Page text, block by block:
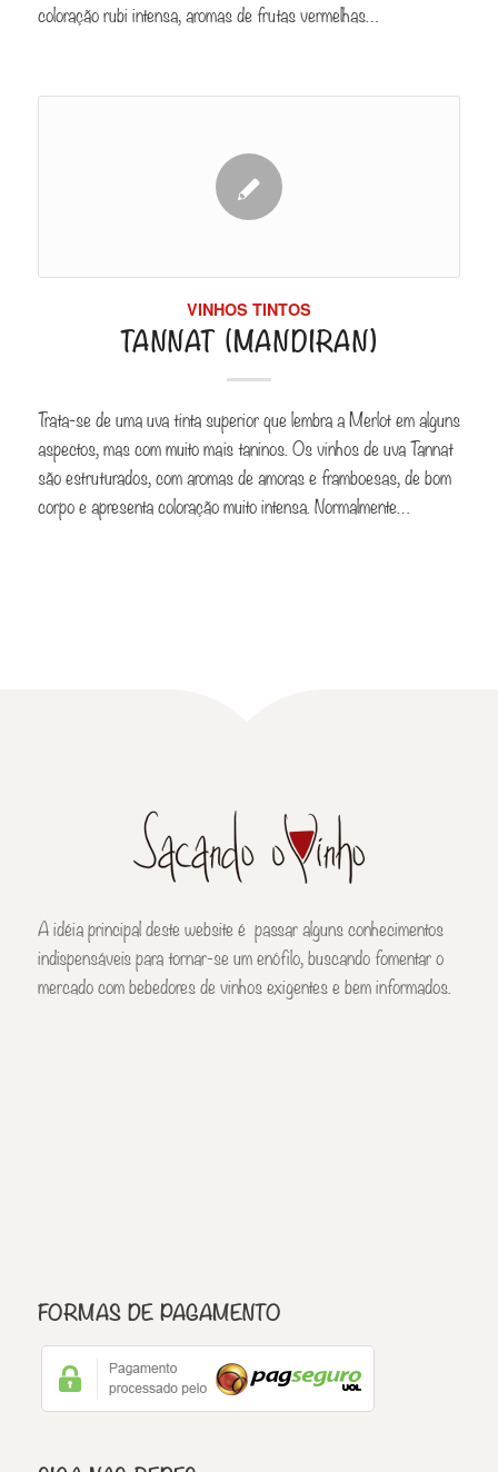
coloração rubi intensa, aromas de frutas vermelhas…
VINHOS TINTOS
TANNAT (MANDIRAN)
Trata-se de uma uva tinta superior que lembra a Merlot em alguns
aspectos, mas com muito mais taninos. Os vinhos de uva Tannat
são estruturados, com aromas de amoras e framboesas, de bom
corpo e apresenta coloração muito intensa. Normalmente…
A idéia principal deste website é passar alguns conhecimentos
indispensáveis para tornar-se um enófilo, buscando fomentar o
mercado com bebedores de vinhos exigentes e bem informados.
FORMAS DE PAGAMENTO